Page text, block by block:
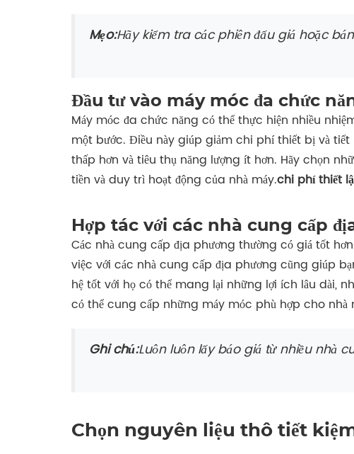
Mẹo:Hãy kiểm tra các phiên đấu giá hoặc
Đầu tư vào máy móc đa chức
Máy móc đa chức năng có thể thực hiện nhiều
một bước. Điều này giúp giảm chi phí thiết bị và
thấp hơn và tiêu thụ năng lượng ít hơn. Hãy chọn
tiền và duy trì hoạt động của nhà máy.chi phí thiết
Hợp tác với các nhà cung cấp
Các nhà cung cấp địa phương thường có giá tốt
việc với các nhà cung cấp địa phương cũng giúp
hệ tốt với họ có thể mang lại những lợi ích lâu dài,
có thể cung cấp những máy móc phù hợp cho nhà
Ghi chú:Luôn luôn lấy báo giá từ nhiều nhà
Chọn nguyên liệu thô tiết